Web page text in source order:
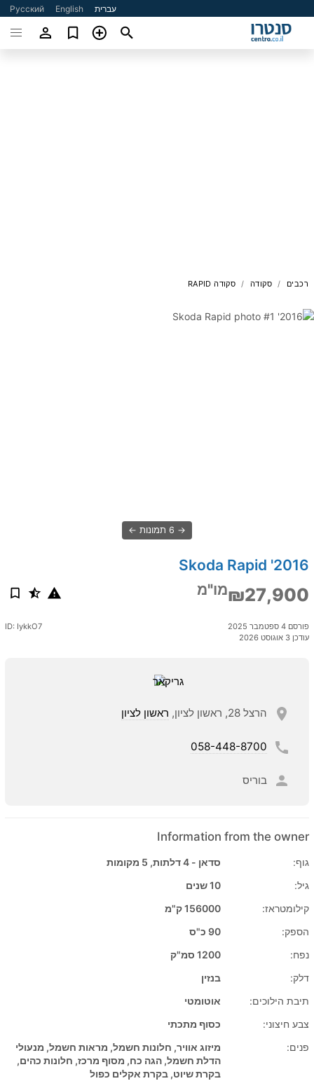
עברית English
Русский
רכבים סקודה סקודה RAPID
6 תמונות
2016' Skoda Rapid
₪27,900מו"מ
פורסם 4 ספטמבר 2025
עודכן 3 אוגוסט 2026
ID: IykkO7
הרצל 28, ראשון לציון, ראשון לציון
058-448-8700
בוריס
Information from the owner
גוף:
סדאן - 4 דלתות, 5 מקומות
גיל:
10 שנים
קילומטראז:
156000 ק"מ
הספק:
90 כ"ס
נפח:
1200 סמ"ק
דלק:
בנזין
תיבת הילוכים:
אוטומטי
צבע חיצוני:
כסוף מתכתי
פנים:
מיזוג אוויר, חלונות חשמל, מראות חשמל, מנעולי
הדלת חשמל, הגה כח, מסוף מרכז, חלונות כהים,
בקרת שיוט, בקרת אקלים כפול